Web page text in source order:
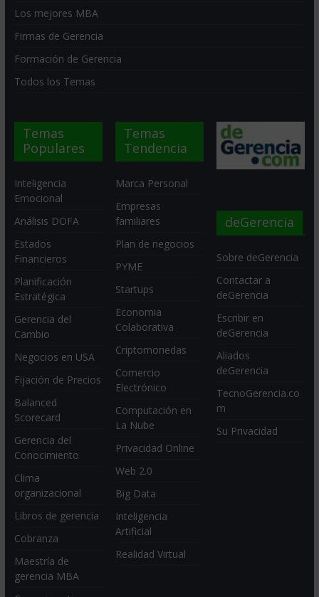
Los mejores MBA
Firmas de Gerencia
Formación de Gerencia
Todos los Temas
Temas
Populares
Inteligencia
Emocional
Análisis DOFA
Estados
Financieros
Planificación
Estratégica
Gerencia del
Cambio
Negocios en USA
Fijación de Precios
Balanced
Scorecard
Gerencia del
Conocimiento
Clima
organizacional
Libros de gerencia
Cobranza
Maestría de
gerencia MBA
Temas
Tendencia
Marca Personal
Empresas
familiares
Plan de negocios
PYME
Startups
Economia
Colaborativa
Criptomonedas
Comercio
Electrónico
Computación en
La Nube
Privacidad Online
Web 2.0
Big Data
Inteligencia
Artificial
Realidad Virtual
deGerencia
Sobre deGerencia
Contactar a
deGerencia
Escribir en
deGerencia
Aliados
deGerencia
TecnoGerencia.co
m
Su Privacidad